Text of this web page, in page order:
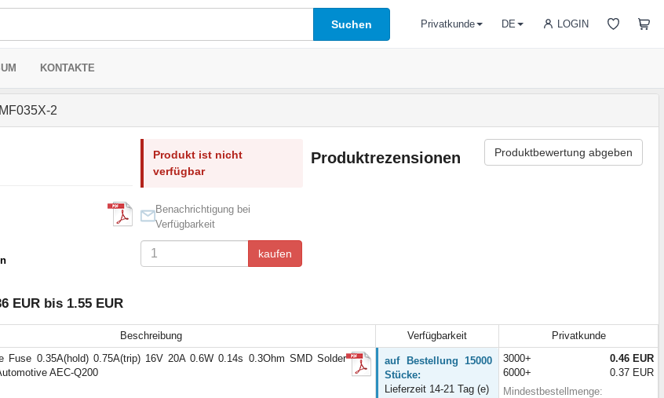
Suchen LOGIN
Privatkunde DE
KONTAKTE
2
Produkt ist nicht
verfügbar
Benachrichtigung bei
Verfügbarkeit
kaufen
Produktrezensionen Produktbewertung abgeben
EUR bis 1.55 EUR
Beschreibung Verfügbarkeit
Privatkunde
Fuse 0.35A(hold) 0.75A(trip) 16V 20A 0.6W 0.14s 0.3Ohm SMD Solder
AEC-Q200
auf Bestellung 15000
Stücke:
Lieferzeit 14-21 Tag (e)
3000+
0.46 EUR
6000+
0.37 EUR
Mindestbestellmenge: